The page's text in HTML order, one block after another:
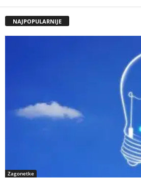
NAJPOPULARNIJE
Zagonetke